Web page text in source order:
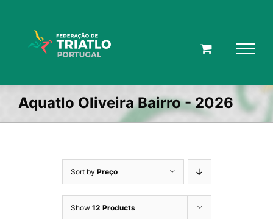
Aquatlo Oliveira Bairro - 2026
Sort by Preço
Show 12 Products